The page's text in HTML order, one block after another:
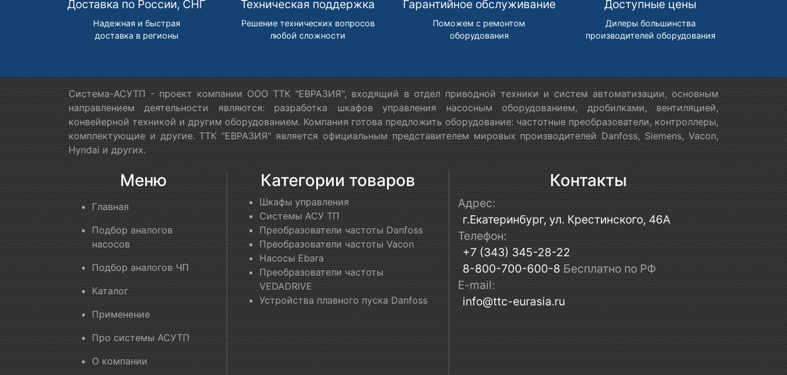
Доставка по России, СНГ
Надежная и быстрая
доставка в регионы
Техническая поддержка
Решение технических вопросов
любой сложности
Гарантийное обслуживание
Поможем с ремонтом
оборудования
Доступные цены
Дилеры большинства
производителей оборудования
Система-АСУТП - проект компании ООО ТТК "ЕВРАЗИЯ", входящий в отдел приводной техники и систем автоматизации, основным
направлением деятельности являются: разработка шкафов управления насосным оборудованием, дробилками, вентиляцией,
конвейерной техникой и другим оборудованием. Компания готова предложить оборудование: частотные преобразователи, контроллеры,
комплектующие и другие. ТТК "ЕВРАЗИЯ" является официальным представителем мировых производителей Danfoss, Siemens, Vacon,
Hyndai и других.
Меню
Главная
Подбор аналогов
насосов
Подбор аналогов ЧП
Каталог
Применение
Про системы АСУТП
О компании
Категории товаров
Шкафы управления
Системы АСУ ТП
Преобразователи частоты Danfoss
Преобразователи частоты Vacon
Насосы Ebara
Преобразователи частоты
VEDADRIVE
Устройства плавного пуска Danfoss
Контакты
Адрес:
г.Екатеринбург, ул. Крестинского, 46А
Телефон:
+7 (343) 345-28-22
8-800-700-600-8 Бесплатно по РФ
E-mail:
info@ttc-eurasia.ru